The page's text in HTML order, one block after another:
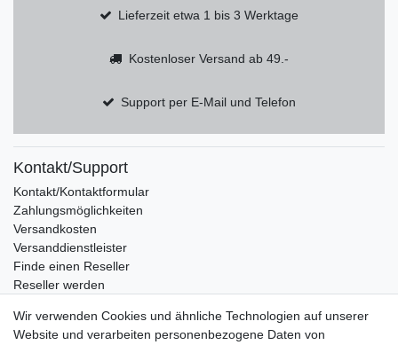
Lieferzeit etwa 1 bis 3 Werktage
Kostenloser Versand ab 49.-
Support per E-Mail und Telefon
Kontakt/Support
Kontakt/Kontaktformular
Zahlungsmöglichkeiten
Versandkosten
Versanddienstleister
Finde einen Reseller
Reseller werden
Wissenswertes
Wir verwenden Cookies und ähnliche Technologien auf unserer
Website und verarbeiten personenbezogene Daten von